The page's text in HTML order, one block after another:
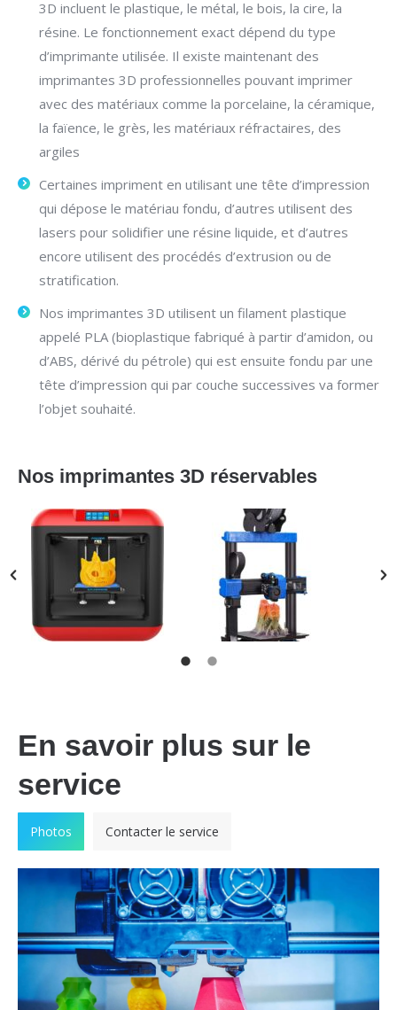
3D incluent le plastique, le métal, le bois, la cire, la
résine. Le fonctionnement exact dépend du type
d’imprimante utilisée. Il existe maintenant des
imprimantes 3D professionnelles pouvant imprimer
avec des matériaux comme la porcelaine, la céramique,
la faïence, le grès, les matériaux réfractaires, des
argiles
Certaines impriment en utilisant une tête d’impression
qui dépose le matériau fondu, d’autres utilisent des
lasers pour solidifier une résine liquide, et d’autres
encore utilisent des procédés d’extrusion ou de
stratification.
Nos imprimantes 3D utilisent un filament plastique
appelé PLA (bioplastique fabriqué à partir d’amidon, ou
d’ABS, dérivé du pétrole) qui est ensuite fondu par une
tête d’impression qui par couche successives va former
l’objet souhaité.
Nos imprimantes 3D réservables
En savoir plus sur le
service
Photos Contacter le service